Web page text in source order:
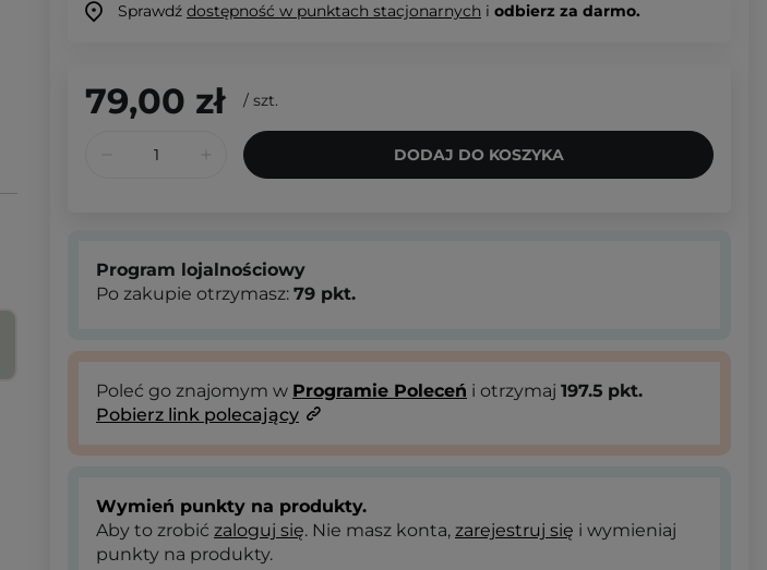
Sprawdź dostępność w punktach stacjonarnych i odbierz za darmo.
79,00 zł / szt.
DODAJ DO KOSZYKA
Program lojalnościowy
Po zakupie otrzymasz: 79 pkt.
Poleć go znajomym w Programie Poleceń i otrzymaj 197.5 pkt.
Pobierz link polecający
Wymień punkty na produkty.
Aby to zrobić zaloguj się. Nie masz konta, zarejestruj się i wymieniaj
punkty na produkty.